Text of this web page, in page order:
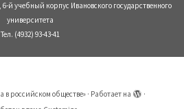
й учебный корпус Ивановского государственного
университета
Тел. (4932) 93-43-41
российском обществе» · Работает на
·